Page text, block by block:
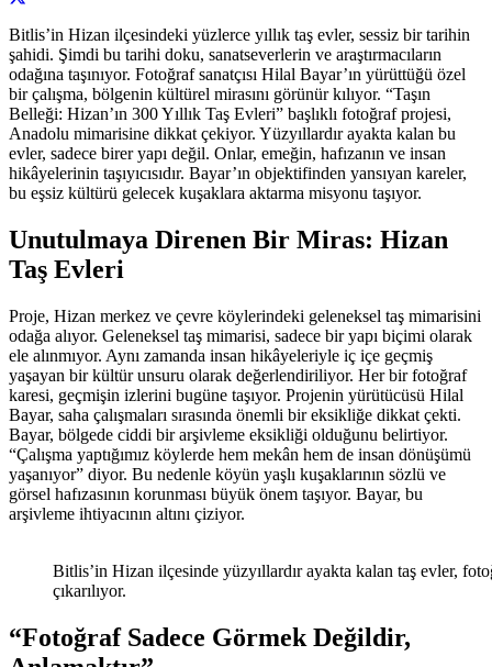
Bitlis’in Hizan ilçesindeki yüzlerce yıllık taş evler, sessiz bir tarihin
şahidi. Şimdi bu tarihi doku, sanatseverlerin ve araştırmacıların
odağına taşınıyor. Fotoğraf sanatçısı Hilal Bayar’ın yürüttüğü özel
bir çalışma, bölgenin kültürel mirasını görünür kılıyor. “Taşın
Belleği: Hizan’ın 300 Yıllık Taş Evleri” başlıklı fotoğraf projesi,
Anadolu mimarisine dikkat çekiyor. Yüzyıllardır ayakta kalan bu
evler, sadece birer yapı değil. Onlar, emeğin, hafızanın ve insan
hikâyelerinin taşıyıcısıdır. Bayar’ın objektifinden yansıyan kareler,
bu eşsiz kültürü gelecek kuşaklara aktarma misyonu taşıyor.
Unutulmaya Direnen Bir Miras: Hizan
Taş Evleri
Proje, Hizan merkez ve çevre köylerindeki geleneksel taş mimarisini
odağa alıyor. Geleneksel taş mimarisi, sadece bir yapı biçimi olarak
ele alınmıyor. Aynı zamanda insan hikâyeleriyle iç içe geçmiş
yaşayan bir kültür unsuru olarak değerlendiriliyor. Her bir fotoğraf
karesi, geçmişin izlerini bugüne taşıyor. Projenin yürütücüsü Hilal
Bayar, saha çalışmaları sırasında önemli bir eksikliğe dikkat çekti.
Bayar, bölgede ciddi bir arşivleme eksikliği olduğunu belirtiyor.
“Çalışma yaptığımız köylerde hem mekân hem de insan dönüşümü
yaşanıyor” diyor. Bu nedenle köyün yaşlı kuşaklarının sözlü ve
görsel hafızasının korunması büyük önem taşıyor. Bayar, bu
arşivleme ihtiyacının altını çiziyor.
Bitlis’in Hizan ilçesinde yüzyıllardır ayakta kalan taş evler,
çıkarılıyor.
“Fotoğraf Sadece Görmek Değildir,